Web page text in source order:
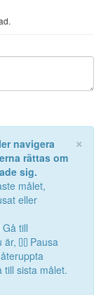
×
navigera
rättas om
sig.
målet,
eller
Gå till
är,
Pausa
till sista målet.